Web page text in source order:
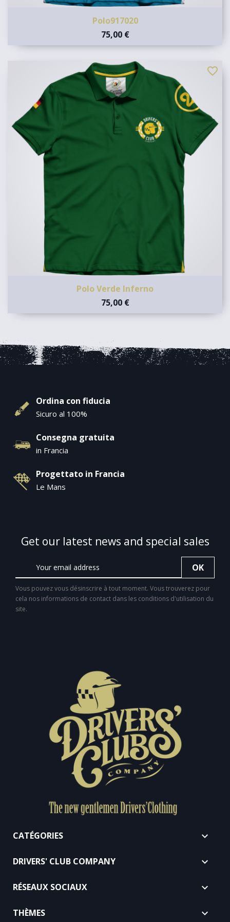
Polo917020
75,00 €
Polo Verde Inferno
75,00 €
favorite_border
Ordina con fiducia
Sicuro al 100%
Consegna gratuita
in Francia
Progettato in Francia
Le Mans
Get our latest news and special sales
Vous pouvez vous désinscrire à tout moment. Vous trouverez pour
cela nos informations de contact dans les conditions d'utilisation du
site.
CATÉGORIES 
DRIVERS' CLUB COMPANY 
RÉSEAUX SOCIAUX 
THÈMES 